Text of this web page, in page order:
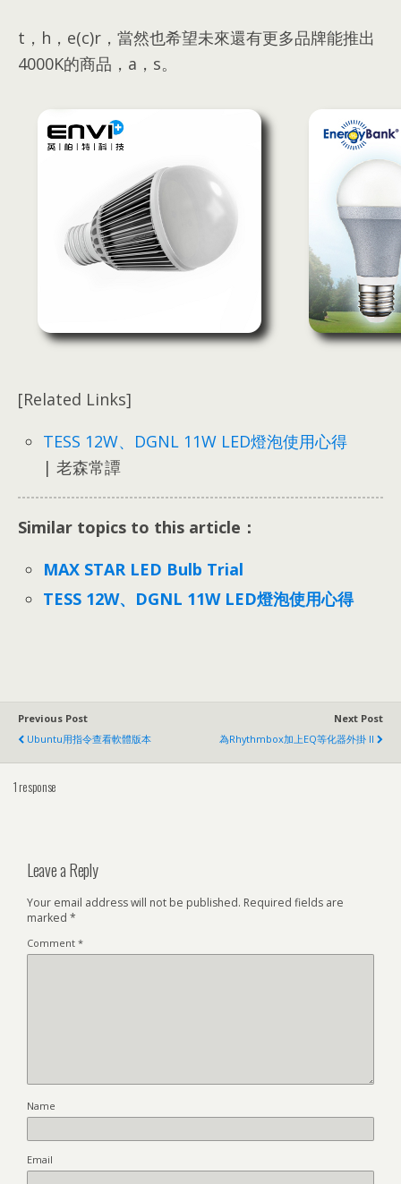
t，h，e(c)r， 當然也希望未來還有更多品牌能推出
4000K的商品 ，a，s。
[Related Links]
TESS 12W、DGNL 11W LED燈泡使用心得
| 老森常譚
Similar topics to this article：
MAX STAR LED Bulb Trial
TESS 12W、DGNL 11W LED燈泡使用心得
Previous Post
Ubuntu用指令查看軟體版本
Next Post
為Rhythmbox加上EQ等化器外掛 II
1 response
Leave a Reply
Your email address will not be published. Required fields are
marked *
Comment *
Name
Email